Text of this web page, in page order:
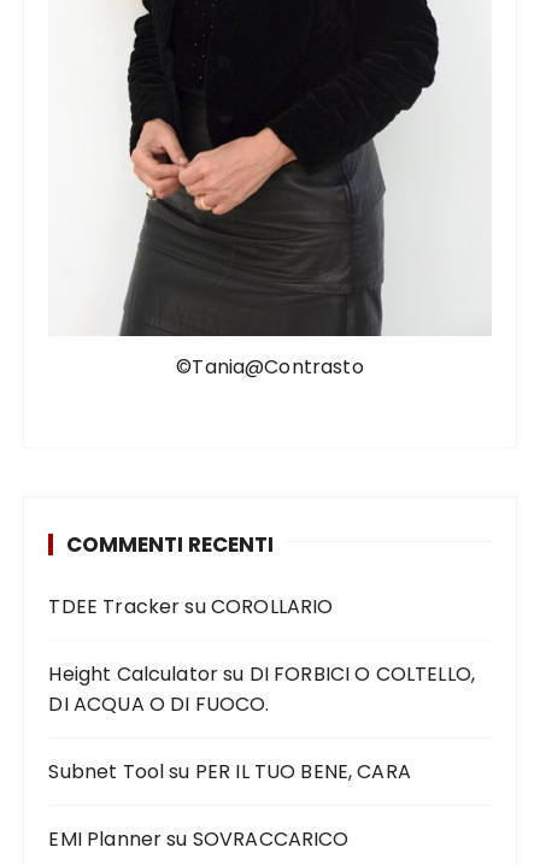
©Tania@Contrasto
COMMENTI RECENTI
TDEE TrackersuCOROLLARIO
Height Calculatorsu DI FORBICI O COLTELLO,
DI ACQUA O DI FUOCO.
Subnet Toolsu PER IL TUO BENE, CARA
EMI Plannersu SOVRACCARICO